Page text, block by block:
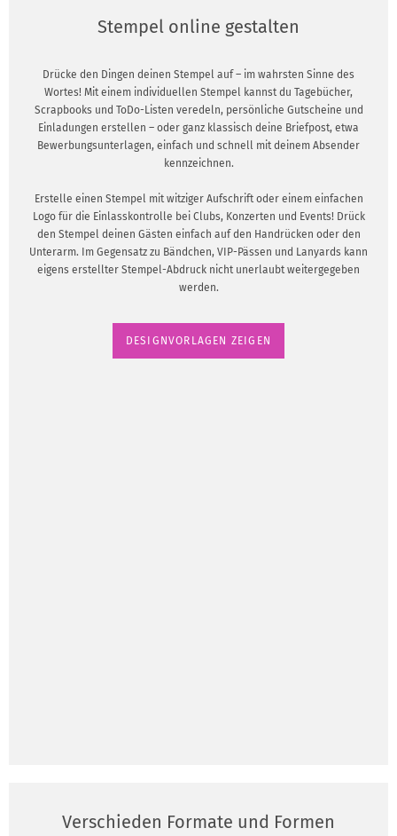
Stempel online gestalten
Drücke den Dingen deinen Stempel auf – im wahrsten Sinne des
Wortes! Mit einem individuellen Stempel kannst du Tagebücher,
Scrapbooks und ToDo-Listen veredeln, persönliche Gutscheine und
Einladungen erstellen – oder ganz klassisch deine Briefpost, etwa
Bewerbungsunterlagen, einfach und schnell mit deinem Absender
kennzeichnen.
Erstelle einen Stempel mit witziger Aufschrift oder einem einfachen
Logo für die Einlasskontrolle bei Clubs, Konzerten und Events! Drück
den Stempel deinen Gästen einfach auf den Handrücken oder den
Unterarm. Im Gegensatz zu Bändchen, VIP-Pässen und Lanyards kann
eigens erstellter Stempel-Abdruck nicht unerlaubt weitergegeben
werden.
DESIGNVORLAGEN ZEIGEN
Verschieden Formate und Formen